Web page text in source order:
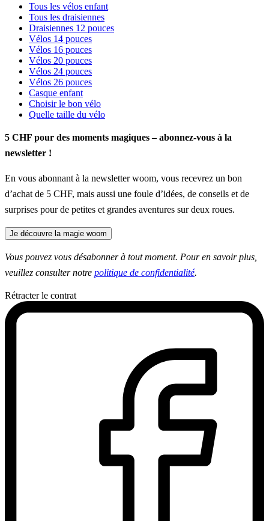
Tous les vélos enfant
Tous les draisiennes
Draisiennes 12 pouces
Vélos 14 pouces
Vélos 16 pouces
Vélos 20 pouces
Vélos 24 pouces
Vélos 26 pouces
Casque enfant
Choisir le bon vélo
Quelle taille du vélo
5 CHF pour des moments magiques – abonnez-vous à la
newsletter !
En vous abonnant à la newsletter woom, vous recevrez un bon
d’achat de 5 CHF, mais aussi une foule d’idées, de conseils et de
surprises pour de petites et grandes aventures sur deux roues.
Je découvre la magie woom
Vous pouvez vous désabonner à tout moment. Pour en savoir plus,
veuillez consulter notre politique de confidentialité.
Rétracter le contrat